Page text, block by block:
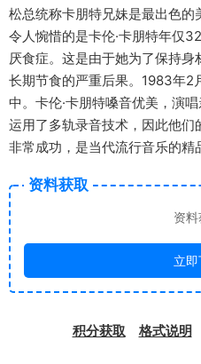
松总统称卡朋特兄妹是最出色的
令人惋惜的是卡伦·卡朋特年仅
厌食症。这是由于她为了保持
长期节食的严重后果。1983年2
中。卡伦·卡朋特嗓音优美，演
运用了多轨录音技术，因此他
非常成功，是当代流行音乐的精
资料获取
资料
立
积分获取 格式说明